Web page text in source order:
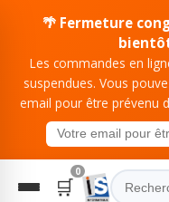
🌴 Fermeture
Les commandes en
suspendues. Vous
email pour être prévenu
🛒
0